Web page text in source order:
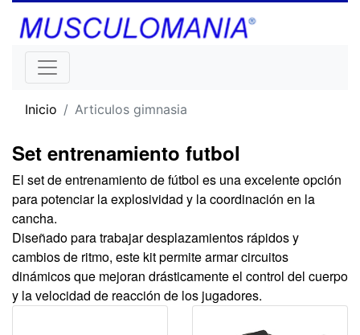
Inicio Articulos gimnasia
Set entrenamiento futbol
El set de entrenamiento de fútbol es una excelente opción
para potenciar la explosividad y la coordinación en la
cancha.
Diseñado para trabajar desplazamientos rápidos y
cambios de ritmo, este kit permite armar circuitos
dinámicos que mejoran drásticamente el control del cuerpo
y la velocidad de reacción de los jugadores.